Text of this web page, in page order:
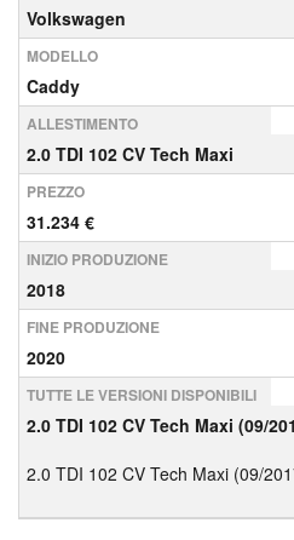
Volkswagen
MODELLO
Caddy
ALLESTIMENTO
2.0 TDI 102 CV Tech Maxi
PREZZO
31.234 €
INIZIO PRODUZIONE
2018
FINE PRODUZIONE
2020
TUTTE LE VERSIONI DISPONIBILI
2.0 TDI 102 CV Tech Maxi (09/
2.0 TDI 102 CV Tech Maxi (09/